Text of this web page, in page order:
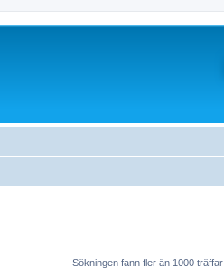
Sökningen fann fler än 1000 träffar